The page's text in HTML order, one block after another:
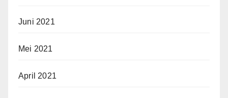
Juni 2021
Mei 2021
April 2021